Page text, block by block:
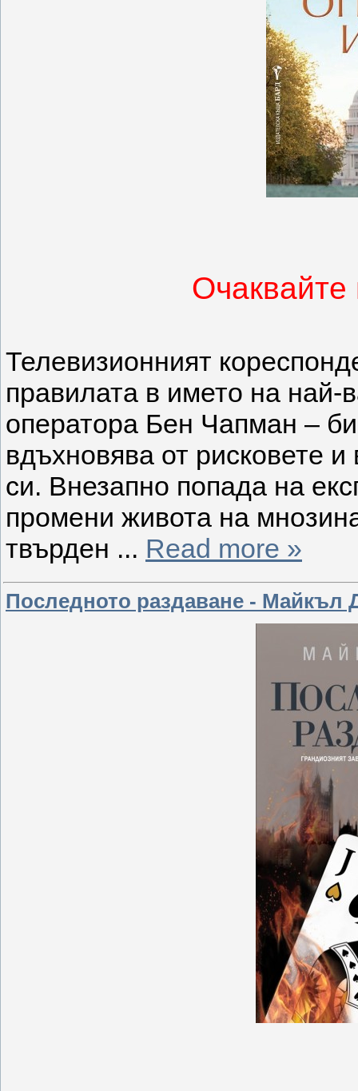
Телевизионният
правилата в името на най-
оператора Бен Чапман –
вдъхновява от рисковете
си. Внезапно попада на
промени живота на
твърден ... Read more »
Последното раздаване - Майкъл